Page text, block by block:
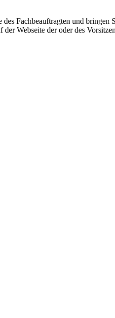
Fachbeauftragten und
Webseite der oder des